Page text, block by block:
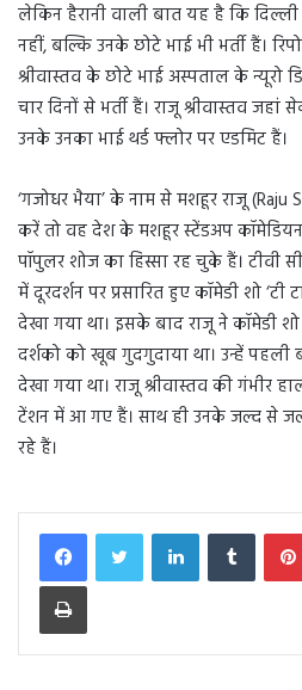
लेकिन हैरानी वाली बात यह है कि दिल्ली
नहीं, बल्कि उनके छोटे भाई भी भर्ती हैं।
श्रीवास्तव के छोटे भाई अस्पताल के न्यूरो
चार दिनों से भर्ती हैं। राजू श्रीवास्तव
उनके उनका भाई थर्ड फ्लोर पर एडमिट हैं।
‘गजोधर भैया’ के नाम से मशहूर राजू
करें तो वह देश के मशहूर स्टेंडअप कॉमेडियन
पॉपुलर शोज का हिस्सा रह चुके हैं। टीवी
में दूरदर्शन पर प्रसारित हुए कॉमेडी शो ‘टी
देखा गया था। इसके बाद राजू ने कॉमेडी
दर्शको को खूब गुदगुदाया था। उन्हें पहली
देखा गया था। राजू श्रीवास्तव की
टेंशन में आ गए हैं। साथ ही उनके जल्द से
रहे हैं।
LinkedInTumblr
Print